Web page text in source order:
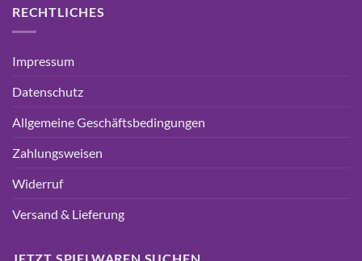
RECHTLICHES
Impressum
Datenschutz
Allgemeine Geschäftsbedingungen
Zahlungsweisen
Widerruf
Versand & Lieferung